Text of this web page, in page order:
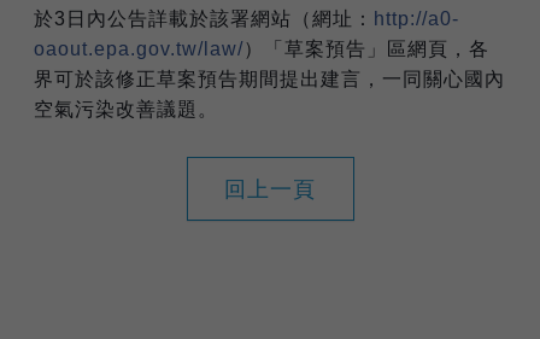
於3日內公告詳載於該署網站（網址： http://a0-
oaout.epa.gov.tw/law/）「草案預告」區網頁，各
界可於該修正草案預告期間提出建言，一同關心國內
空氣污染改善議題。
回上一頁